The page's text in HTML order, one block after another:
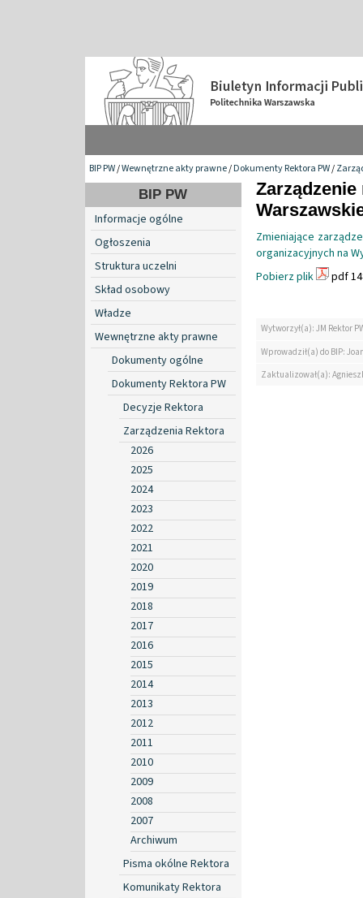
BIP PW/Wewnętrzne akty prawne/Dokumenty Rektora PW/
BIP PW
Informacje ogólne
Ogłoszenia
Struktura uczelni
Skład osobowy
Władze
Wewnętrzne akty prawne
Dokumenty ogólne
Dokumenty Rektora PW
Decyzje Rektora
Zarządzenia Rektora
2026
2025
2024
2023
2022
2021
2020
2019
2018
2017
2016
2015
2014
2013
2012
2011
2010
2009
2008
2007
Archiwum
Pisma okólne Rektora
Komunikaty Rektora
Zmieniające
organizacyjnych na
Pobierz plik
pdf
Wytworzył(a): JM Rektor
Wprowadził(a) do BIP:
Zaktualizował(a):